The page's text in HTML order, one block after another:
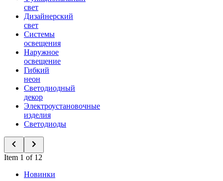
свет
Дизайнерский
свет
Системы
освещения
Наружное
освещение
Гибкий
неон
Светодиодный
декор
Электроустановочные
изделия
Светодиоды
Item 1 of 12
Новинки